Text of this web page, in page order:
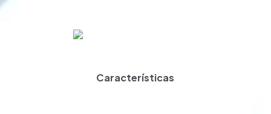
Características